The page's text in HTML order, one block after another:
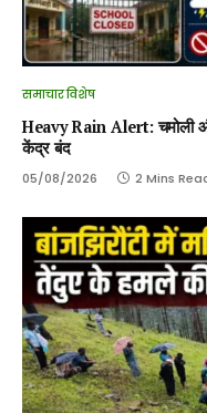
समाचार विशेष
Heavy Rain Alert: चमोली
केंद्र बंद
05/08/2026 2 Mins